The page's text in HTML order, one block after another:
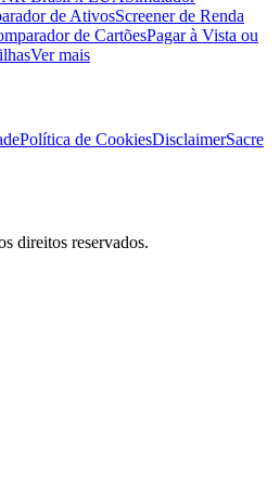
de AtivosScreener de Renda
de CartõesPagar à Vista ou
Ver mais
Política de CookiesDisclaimerSacre
direitos reservados.